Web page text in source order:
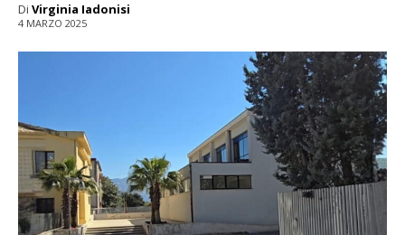
Di Virginia Iadonisi
4 MARZO 2025